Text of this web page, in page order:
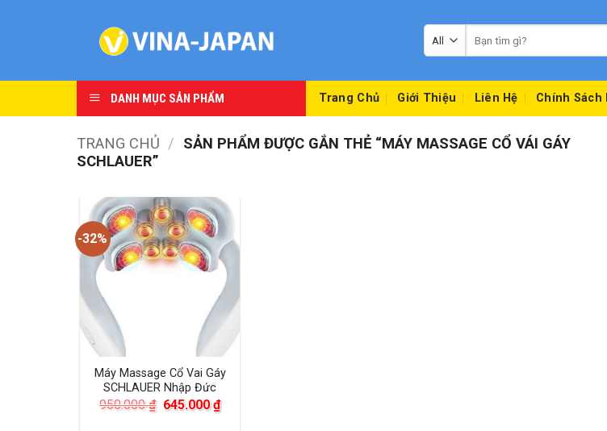
kiếm:
DANH MỤC SẢN PHẨM Trang Chủ Giới Thiệu Liên Hệ Chính Sách
TRANG CHỦ /
SẢN PHẨM ĐƯỢC GẮN THẺ “MÁY MASSAGE CỔ VÁI GÁY
SCHLAUER”
-32%
Máy Massage Cổ Vai Gáy
SCHLAUER Nhập Đức
950.000₫ Giá
645.000₫Giá
hiện